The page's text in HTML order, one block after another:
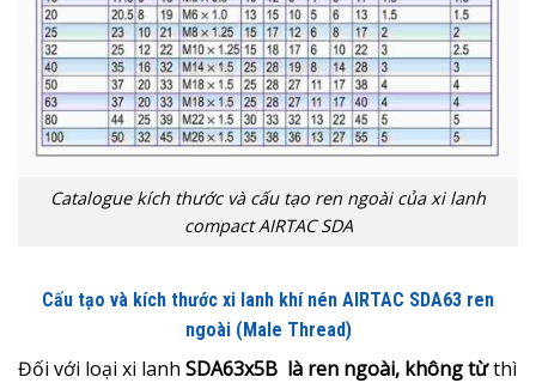
Catalogue kích thước và cấu tạo ren ngoài của xi lanh
compact AIRTAC SDA
Cấu tạo và kích thước xi lanh khí nén AIRTAC SDA63 ren
ngoài (Male Thread)
Đối với loại xi lanh SDA63x5B là ren ngoài, không từthì